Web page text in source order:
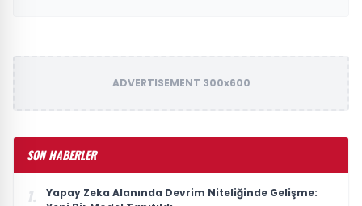
ADVERTISEMENT 300x600
SON HABERLER
1.
Yapay Zeka Alanında Devrim Niteliğinde Gelişme: